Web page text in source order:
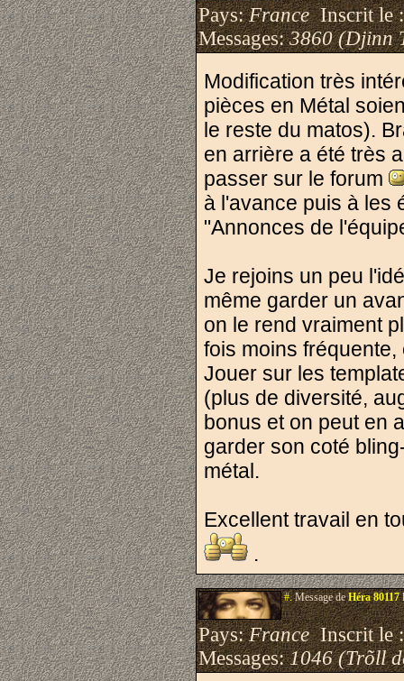
Pays:FranceInscrit le
Messages:3860 (Djinn
Modification très
pièces en Métal
le reste du matos).
en arrière a été très
passer sur le forum
à l'avance puis à les
"Annonces de
Je rejoins un peu
même garder un
on le rend vraiment
fois moins
Jouer sur les
(plus de diversité,
bonus et on peut en
garder son coté
métal.
Excellent travail en
.
#.Message deHéra 80117
Pays:FranceInscrit le
Messages:1046 (Trõll